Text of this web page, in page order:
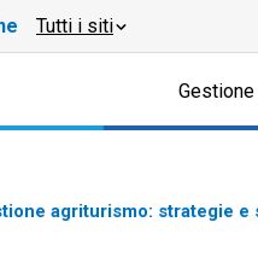
Tutti i siti
agriturismo: strategie